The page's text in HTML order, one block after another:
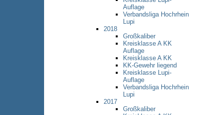
Auflage
Verbandsliga Hochrhein
Lupi
2018
Großkaliber
Kreisklasse A KK
Auflage
Kreisklasse A KK
KK-Gewehr liegend
Kreisklasse Lupi-
Auflage
Verbandsliga Hochrhein
Lupi
2017
Großkaliber